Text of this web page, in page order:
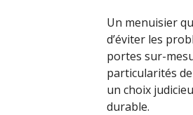
Un menuisier
d’éviter les
portes sur-
particularités
un choix
durable.